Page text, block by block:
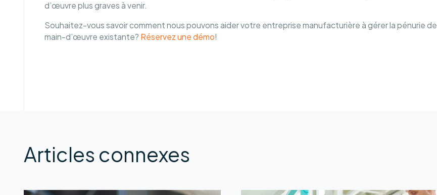
d’œuvre plus graves à venir.
Souhaitez-vous savoir comment nous pouvons aider votre entreprise manufacturière à gérer la pénurie de
main-d’œuvre existante? Réservez une démo!
Articles connexes